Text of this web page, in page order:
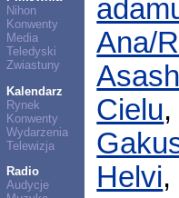
Nihon
Konwenty
Media
Teledyski
Zwiastuny
Kalendarz
Rynek
Konwenty
Wydarzenia
Telewizja
Radio
Audycje
Ana/
Cielu
Helvi